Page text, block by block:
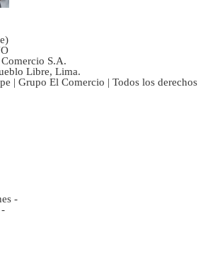
S.A.
Libre, Lima.
| Grupo El Comercio | Todos los derechos
-
-